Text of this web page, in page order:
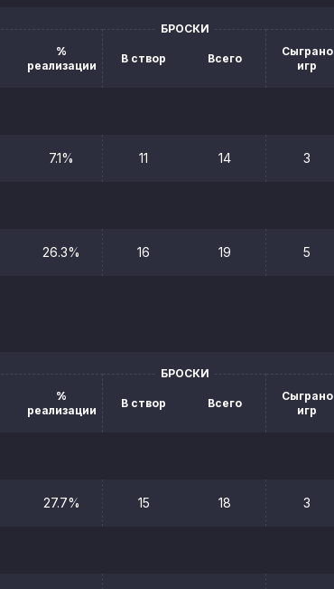
%
реализации
БРОСКИ
В створ Всего
Сыграно
игр
7.1% 11 14 3
26.3% 16 19 5
%
реализации
БРОСКИ
В створ Всего
Сыграно
игр
27.7% 15 18 3